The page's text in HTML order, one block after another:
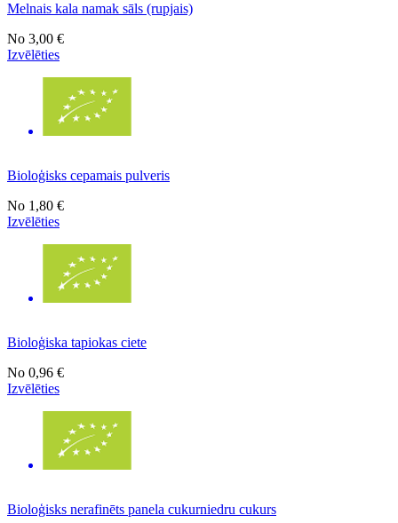
Melnais kala namak sāls (rupjais)
No 3,00 €
Izvēlēties
Bioloģisks cepamais pulveris
No 1,80 €
Izvēlēties
Bioloģiska tapiokas ciete
No 0,96 €
Izvēlēties
Bioloģisks nerafinēts panela cukurniedru cukurs